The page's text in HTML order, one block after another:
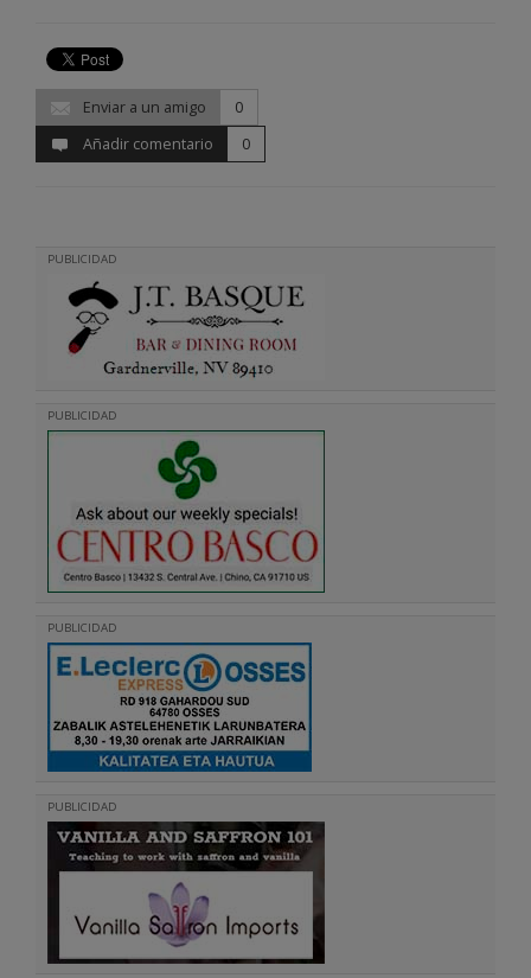
Enviar a un amigo
0
Añadir comentario
0
PUBLICIDAD
PUBLICIDAD
PUBLICIDAD
PUBLICIDAD